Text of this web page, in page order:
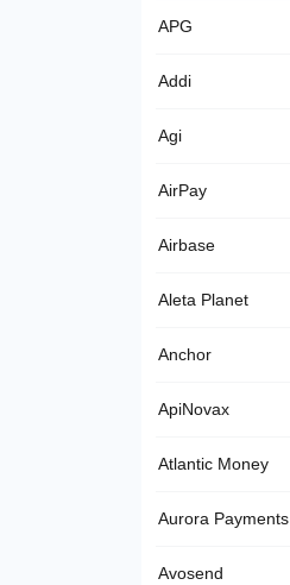
APG
Addi
Agi
AirPay
Airbase
Aleta Planet
Anchor
ApiNovax
Atlantic Money
Aurora Payments
Avosend